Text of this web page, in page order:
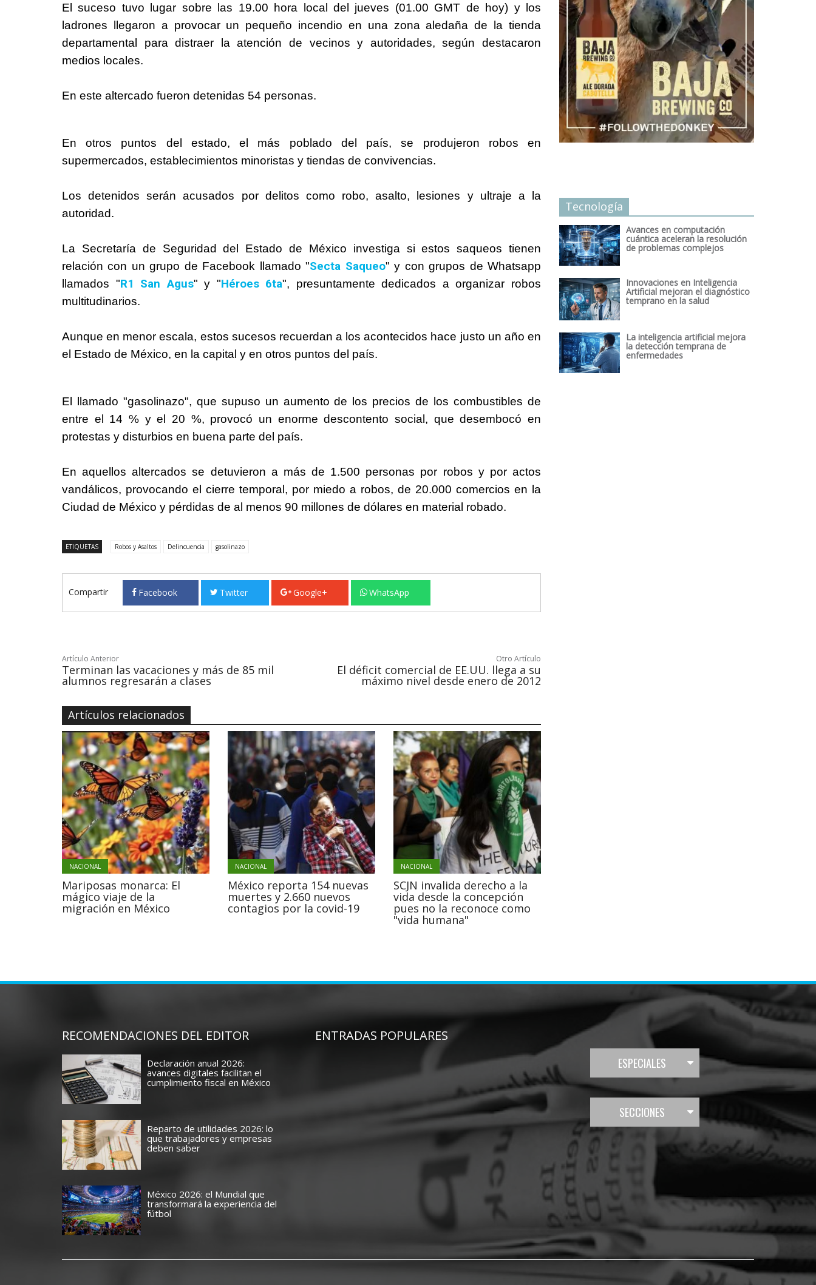
El suceso tuvo lugar sobre las 19.00 hora local del jueves (01.00 GMT de hoy) y los
ladrones llegaron a provocar un pequeño incendio en una zona aledaña de la tienda
departamental para distraer la atención de vecinos y autoridades, según destacaron
medios locales.
En este altercado fueron detenidas 54 personas.
En otros puntos del estado, el más poblado del país, se produjeron robos en
supermercados, establecimientos minoristas y tiendas de convivencias.
Los detenidos serán acusados por delitos como robo, asalto, lesiones y ultraje a la
autoridad.
La Secretaría de Seguridad del Estado de México investiga si estos saqueos tienen
relación con un grupo de Facebook llamado "Secta Saqueo" y con grupos de Whatsapp
llamados "R1 San Agus" y "Héroes 6ta", presuntamente dedicados a organizar robos
multitudinarios.
Aunque en menor escala, estos sucesos recuerdan a los acontecidos hace justo un año en
el Estado de México, en la capital y en otros puntos del país.
El llamado "gasolinazo", que supuso un aumento de los precios de los combustibles de
entre el 14 % y el 20 %, provocó un enorme descontento social, que desembocó en
protestas y disturbios en buena parte del país.
En aquellos altercados se detuvieron a más de 1.500 personas por robos y por actos
vandálicos, provocando el cierre temporal, por miedo a robos, de 20.000 comercios en la
Ciudad de México y pérdidas de al menos 90 millones de dólares en material robado.
ETIQUETAS Robos y Asaltos Delincuencia gasolinazo
Compartir Facebook Twitter Google+ WhatsApp
Artículo Anterior
Terminan las vacaciones y más de 85 mil
alumnos regresarán a clases
Otro Artículo
El déficit comercial de EE.UU. llega a su
máximo nivel desde enero de 2012
Artículos relacionados
NACIONAL
Mariposas monarca: El
mágico viaje de la
migración en México
NACIONAL
México reporta 154 nuevas
muertes y 2.660 nuevos
contagios por la covid-19
NACIONAL
SCJN invalida derecho a la
vida desde la concepción
pues no la reconoce como
"vida humana"
Tecnología
Avances en computación
cuántica aceleran la resolución
de problemas complejos
Innovaciones en Inteligencia
Artificial mejoran el diagnóstico
temprano en la salud
La inteligencia artificial mejora
la detección temprana de
enfermedades
RECOMENDACIONES DEL EDITOR
Declaración anual 2026:
avances digitales facilitan el
cumplimiento fiscal en México
Reparto de utilidades 2026: lo
que trabajadores y empresas
deben saber
México 2026: el Mundial que
transformará la experiencia del
fútbol
ENTRADAS POPULARES
ESPECIALES
SECCIONES